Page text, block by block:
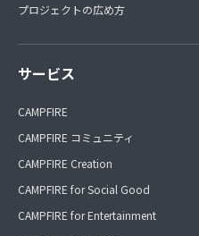
プロジェクトの広め方
サービス
CAMPFIRE
CAMPFIRE コミュニティ
CAMPFIRE Creation
CAMPFIRE for Social Good
CAMPFIRE for Entertainment